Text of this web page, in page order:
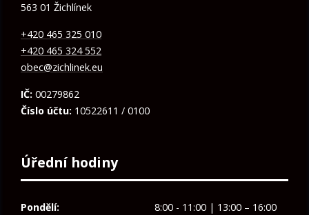
563 01 Žichlínek
+420 465 325 010
+420 465 324 552
obec@zichlinek.eu
IČ: 00279862
Číslo účtu: 10522611 / 0100
Úřední hodiny
Pondělí:
8:00 - 11:00 | 13:00 – 16:00